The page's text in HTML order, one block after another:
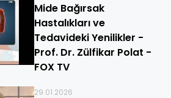
Mide Bağırsak
Hastalıkları ve
Tedavideki Yenilikler -
Prof. Dr. Zülfikar Polat -
FOX TV
29.01.2026